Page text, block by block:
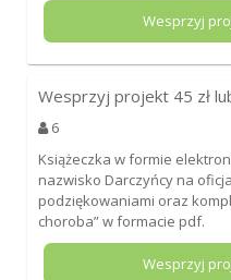
Wesprzyj
Wesprzyj projekt 45 zł
6
Książeczka w formie
nazwisko Darczyńcy na
podziękowaniami oraz
choroba” w formacie pdf.
Wesprzyj